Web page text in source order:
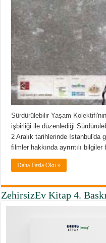
Sürdürülebilir Yaşam Kolektifi
işbirliği ile düzenlediği
2 Aralık tarihlerinde İstanbul'da
filmler hakkında ayrıntılı bilgiler
Daha Fazla Oku »
ZehirsizEv Kitap 4. Baskı